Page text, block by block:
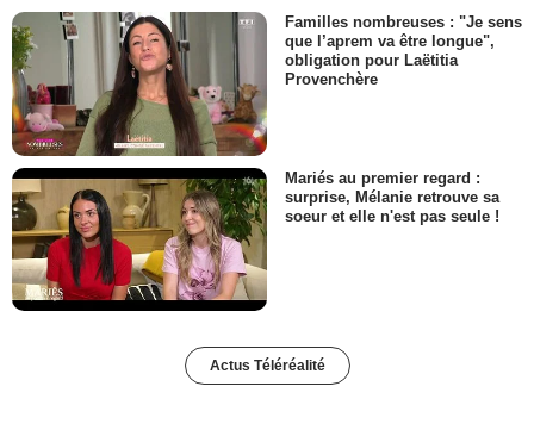
Familles nombreuses : "Je sens
que l’aprem va être longue",
obligation pour Laëtitia
Provenchère
Mariés au premier regard :
surprise, Mélanie retrouve sa
soeur et elle n'est pas seule !
Actus Téléréalité